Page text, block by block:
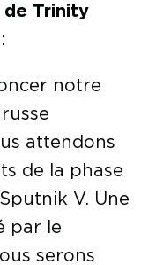
de Trinity
notre
attendons
de la phase
V. Une
par le
serons